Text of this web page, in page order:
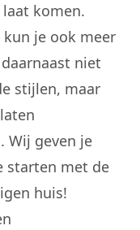
komen.
je ook meer
niet
stijlen, maar
Wij geven je
starten met de
huis!